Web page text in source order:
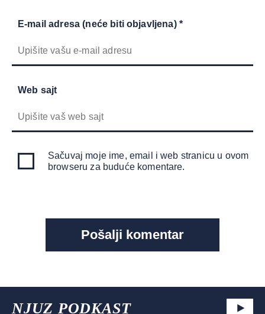
E-mail adresa (neće biti objavljena) *
Web sajt
Sačuvaj moje ime, email i web stranicu u ovom
browseru za buduće komentare.
NJUZ PODKAST